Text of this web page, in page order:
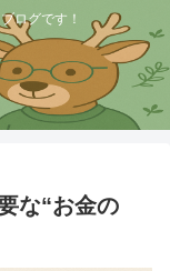
ログです！
な“お金の